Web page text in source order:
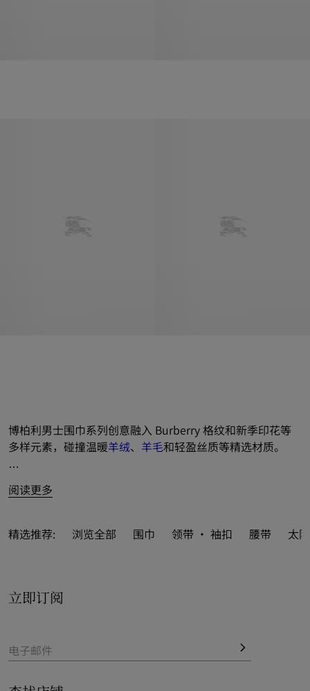
博柏利男士围巾系列创意融入 Burberry 格纹和新季印花等
多样元素，碰撞温暖羊绒、 羊毛和轻盈丝质等精选材质。
至多 3 枚姓名缩写字母，缔造个人专属风范。
阅读更多
精选推荐: 浏览全部 围巾 领带 · 袖扣 腰带 太
立即订阅
电子邮件